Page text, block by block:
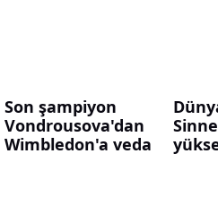
Son şampiyon
Vondrousova'dan
Wimbledon'a veda